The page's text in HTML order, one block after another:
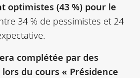
optimistes (43 %) pour le
34 % de pessimistes et 24
complétée par des
du cours « Présidence